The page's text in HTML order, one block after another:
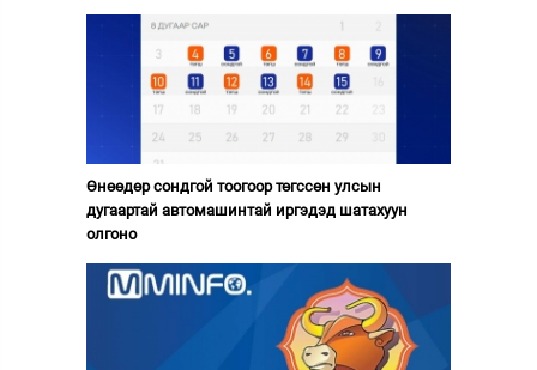
Өнөөдөр сондгой тоогоор төгссөн улсын
дугаартай автомашинтай иргэдэд шатахуун
олгоно